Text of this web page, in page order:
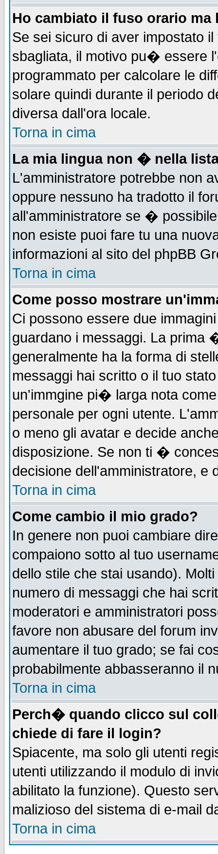
Ho cambiato il fuso orario
Se sei sicuro di aver impostato
sbagliata, il motivo pu� essere
programmato per calcolare le
solare quindi durante il periodo
diversa dall'ora locale.
Torna in cima
La mia lingua non � nella
L'amministratore potrebbe non
oppure nessuno ha tradotto il
all'amministratore se �
non esiste puoi fare tu una
informazioni al sito del phpBB
Torna in cima
Come posso mostrare
Ci possono essere due
guardano i messaggi. La prima
generalmente ha la forma di
messaggi hai scritto o il tuo
un'immgine pi� larga nota
personale per ogni utente.
o meno gli avatar e decide
disposizione. Se non ti �
decisione dell'amministratore, e
Torna in cima
Come cambio il mio grado?
In genere non puoi cambiare
compaiono sotto al tuo
dello stile che stai usando).
numero di messaggi che hai
moderatori e amministratori
favore non abusare del forum
aumentare il tuo grado; se fai
probabilmente abbasseranno il
Torna in cima
Perch� quando clicco sul
chiede di fare il login?
Spiacente, ma solo gli utenti
utenti utilizzando il modulo di
abilitato la funzione). Questo
malizioso del sistema di e-mail
Torna in cima